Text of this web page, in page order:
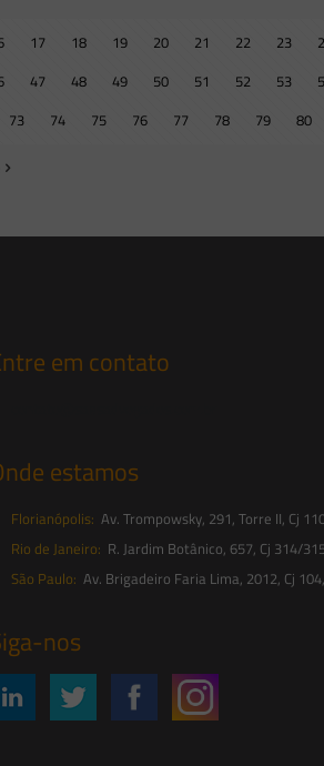
17 18 19 20 21 22 23
47 48 49 50 51 52 53
73 74 75 76 77 78 79 80
em contato
estamos
Florianópolis: Av. Trompowsky, 291, Torre II, Cj
Rio de Janeiro: R. Jardim Botânico, 657, Cj 314/
São Paulo: Av. Brigadeiro Faria Lima, 2012, Cj
nos